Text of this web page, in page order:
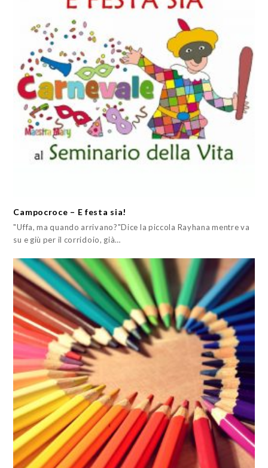
Campocroce – E festa sia!
"Uffa, ma quando arrivano?"Dice la piccola Rayhana mentre va
su e giù per il corridoio, già…